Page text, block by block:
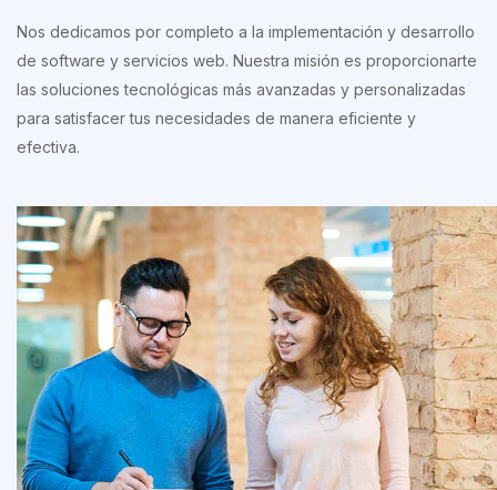
Nos dedicamos por completo a la implementación y desarrollo
de software y servicios web. Nuestra misión es proporcionarte
las soluciones tecnológicas más avanzadas y personalizadas
para satisfacer tus necesidades de manera eficiente y
efectiva.